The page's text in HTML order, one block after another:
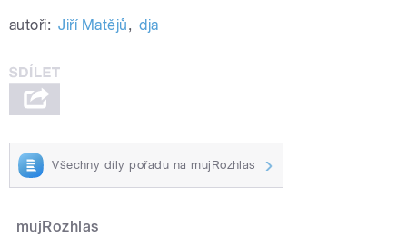
autoři: Jiří Matějů, dja
Všechny díly pořadu na mujRozhlas
mujRozhlas